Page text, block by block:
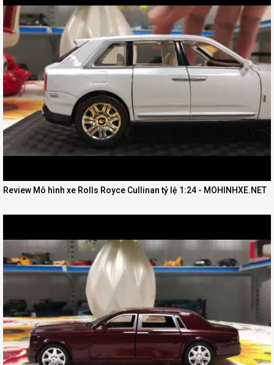
Review Mô hình xe Rolls Royce Cullinan tỷ lệ 1:24 - MOHINHXE.NET